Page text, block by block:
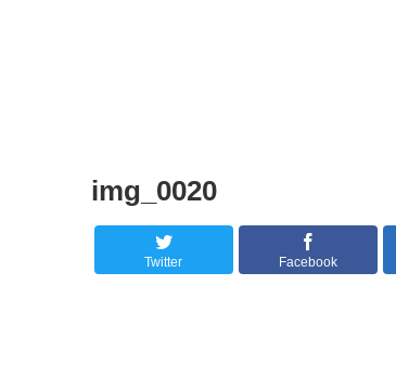
img_0020
Twitter Facebook